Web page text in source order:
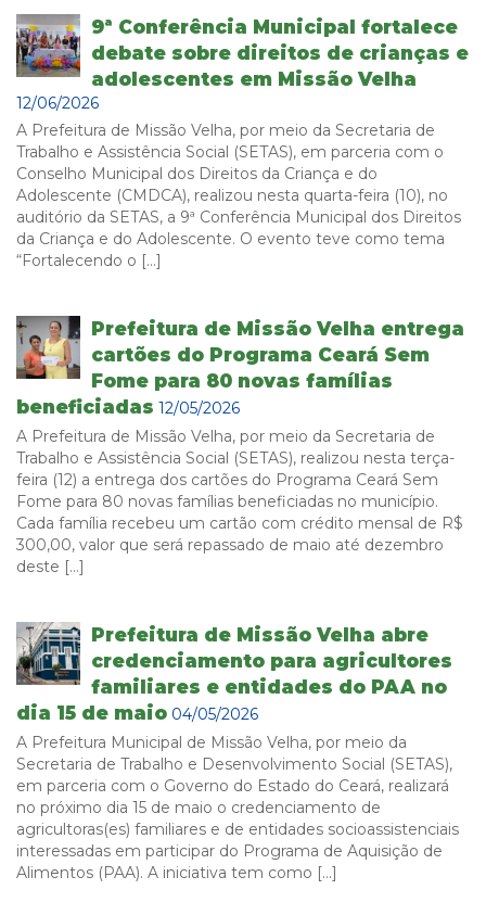
9ª Conferência Municipal fortalece
debate sobre direitos de crianças e
adolescentes em Missão Velha
12/06/2026
A Prefeitura de Missão Velha, por meio da Secretaria de
Trabalho e Assistência Social (SETAS), em parceria com o
Conselho Municipal dos Direitos da Criança e do
Adolescente (CMDCA), realizou nesta quarta-feira (10), no
auditório da SETAS, a 9ª Conferência Municipal dos Direitos
da Criança e do Adolescente. O evento teve como tema
“Fortalecendo o […]
Prefeitura de Missão Velha entrega
cartões do Programa Ceará Sem
Fome para 80 novas famílias
beneficiadas 12/05/2026
A Prefeitura de Missão Velha, por meio da Secretaria de
Trabalho e Assistência Social (SETAS), realizou nesta terça-
feira (12) a entrega dos cartões do Programa Ceará Sem
Fome para 80 novas famílias beneficiadas no município.
Cada família recebeu um cartão com crédito mensal de R$
300,00, valor que será repassado de maio até dezembro
deste […]
Prefeitura de Missão Velha abre
credenciamento para agricultores
familiares e entidades do PAA no
dia 15 de maio 04/05/2026
A Prefeitura Municipal de Missão Velha, por meio da
Secretaria de Trabalho e Desenvolvimento Social (SETAS),
em parceria com o Governo do Estado do Ceará, realizará
no próximo dia 15 de maio o credenciamento de
agricultoras(es) familiares e de entidades socioassistenciais
interessadas em participar do Programa de Aquisição de
Alimentos (PAA). A iniciativa tem como […]